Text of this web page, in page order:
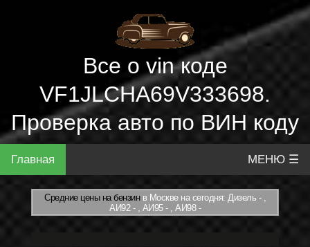
Все о vin коде
VF1JLCHA69V333698.
Проверка авто по ВИН коду
Главная МЕНЮ ☰
Средние цены на бензинв Москве на сегодня: Дизель - ,
АИ92 - , АИ95 - , АИ98 -